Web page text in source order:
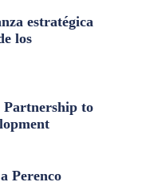
estratégica
los
Partnership to
Perenco